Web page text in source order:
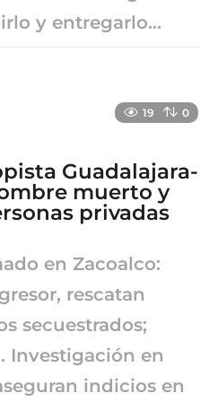
y entregarlo...
19 0
Guadalajara-
muerto y
privadas
en Zacoalco:
rescatan
secuestrados;
Investigación en
indicios en